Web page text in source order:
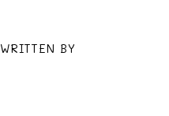
WRITTEN BY